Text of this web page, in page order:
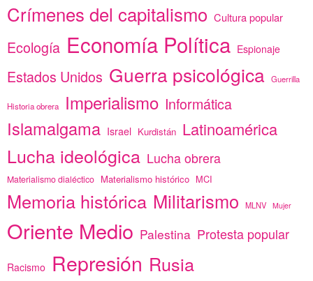
Crímenes del capitalismo Cultura popular
Ecología Economía Política Espionaje
Estados Unidos Guerra psicológica Guerrilla
Historia obrera Imperialismo Informática
Islamalgama Israel Kurdistán Latinoamérica
Lucha ideológica Lucha obrera
Materialismo dialéctico Materialismo histórico MCI
Memoria histórica Militarismo MLNV Mujer
Oriente Medio Palestina Protesta popular
Racismo Represión Rusia